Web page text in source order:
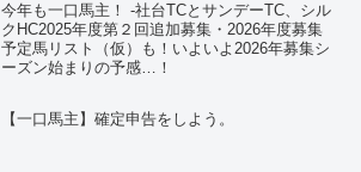
今年も一口馬主！ ‐社台TCとサンデーTC、シル
クHC2025年度第２回追加募集・2026年度募集
予定馬リスト（仮）も！いよいよ2026年募集シ
ーズン始まりの予感…！
【一口馬主】確定申告をしよう。